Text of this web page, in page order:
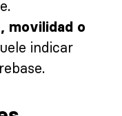
movilidad o
indicar